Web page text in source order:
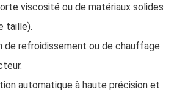
viscosité ou de matériaux solides
taille).
de refroidissement ou de chauffage
automatique à haute précision et